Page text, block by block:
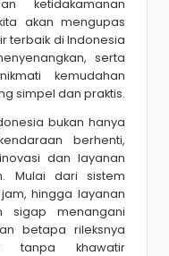
ketidakamanan
akan mengupas
terbaik di Indonesia
serta
kemudahan
simpel dan praktis.
bukan hanya
berhenti,
dan layanan
Mulai dari sistem
hingga layanan
sigap menangani
betapa rileksnya
tanpa khawatir